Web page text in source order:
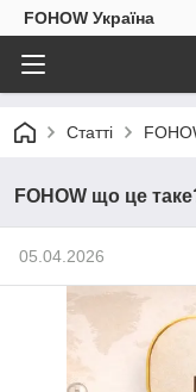
FOHOW Україна
Статті
FOHOW що це
05.04.2026